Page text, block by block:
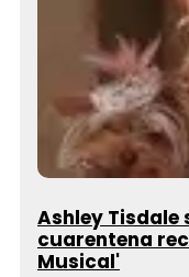
Ashley Tisdale
cuarentena
Musical'